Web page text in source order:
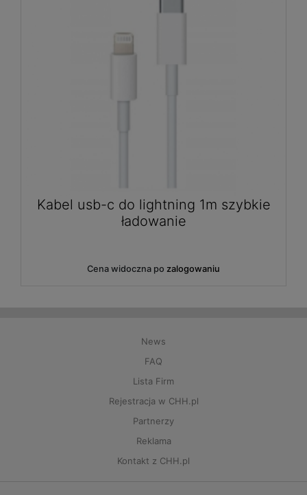
c do lightning 1m szybkie
zalogowaniu
Etui do
News
FAQ
Lista Firm
Rejestracja w CHH.pl
Partnerzy
Reklama
Kontakt z CHH.pl